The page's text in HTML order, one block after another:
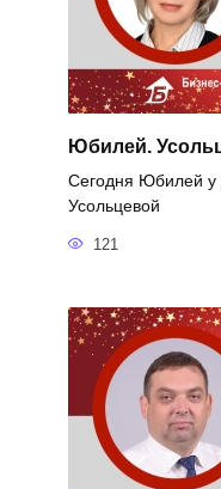
Юбилей.
Сегодня Юбилей
Усольцевой
121